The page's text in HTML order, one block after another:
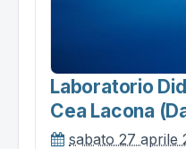
Laboratorio
Cea Lacona
sabato 27 aprile